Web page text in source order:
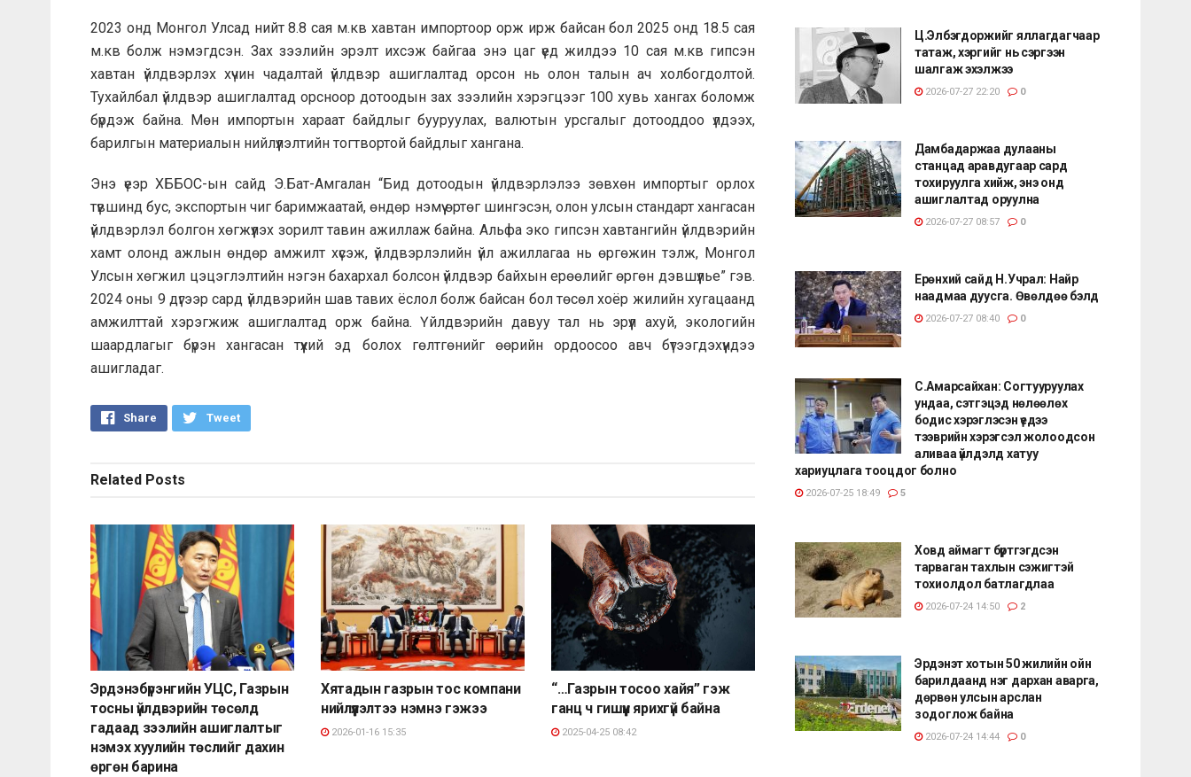
2023 онд Монгол Улсад нийт 8.8 сая м.кв хавтан импортоор орж ирж байсан бол 2025 онд 18.5 сая
м.кв болж нэмэгдсэн. Зах зээлийн эрэлт ихсэж байгаа энэ цаг үед жилдээ 10 сая м.кв гипсэн
хавтан үйлдвэрлэх хүчин чадалтай үйлдвэр ашиглалтад орсон нь олон талын ач холбогдолтой.
Тухайлбал үйлдвэр ашиглалтад орсноор дотоодын зах зээлийн хэрэгцээг 100 хувь хангах боломж
бүрдэж байна. Мөн импортын хараат байдлыг бууруулах, валютын урсгалыг дотооддоо үлдээх,
барилгын материалын нийлүүлэлтийн тогтвортой байдлыг хангана.
Энэ үеэр ХББОС-ын сайд Э.Бат-Амгалан “Бид дотоодын үйлдвэрлэлээ зөвхөн импортыг орлох
түвшинд бус, экспортын чиг баримжаатай, өндөр нэмүү өртөг шингэсэн, олон улсын стандарт хангасан
үйлдвэрлэл болгон хөгжүүлэх зорилт тавин ажиллаж байна. Альфа эко гипсэн хавтангийн үйлдвэрийн
хамт олонд ажлын өндөр амжилт хүсэж, үйлдвэрлэлийн үйл ажиллагаа нь өргөжин тэлж, Монгол
Улсын хөгжил цэцэглэлтийн нэгэн бахархал болсон үйлдвэр байхын ерөөлийг өргөн дэвшүүлье” гэв.
2024 оны 9 дүгээр сард үйлдвэрийн шав тавих ёслол болж байсан бол төсөл хоёр жилийн хугацаанд
амжилттай хэрэгжиж ашиглалтад орж байна. Үйлдвэрийн давуу тал нь эрүүл ахуй, экологийн
шаардлагыг бүрэн хангасан түүхий эд болох гөлтгөнийг өөрийн ордоосоо авч бүтээгдэхүүндээ
ашигладаг.
Share Tweet
Related Posts
Эрдэнэбүрэнгийн УЦС, Газрын
тосны үйлдвэрийн төсөлд
гадаад зээлийн ашиглалтыг
нэмэх хуулийн төслийг дахин
өргөн барина
Хятадын газрын тос компани
нийлүүлэлтээ нэмнэ гэжээ
2026-01-16 15:35
“…Газрын тосоо хайя” гэж
ганц ч гишүүн ярихгүй байна
2025-04-25 08:42
Ц.Элбэгдоржийг яллагдагчаар
татаж, хэргийг нь сэргээн
шалгаж эхэлжээ
2026-07-27 22:20 0
Дамбадаржаа дулааны
станцад аравдугаар сард
тохируулга хийж, энэ онд
ашиглалтад оруулна
2026-07-27 08:57 0
Ерөнхий сайд Н.Учрал: Найр
наадмаа дуусга. Өвөлдөө бэлд
2026-07-27 08:40 0
С.Амарсайхан: Согтууруулах
ундаа, сэтгэцэд нөлөөлөх
бодис хэрэглэсэн үедээ
тээврийн хэрэгсэл жолоодсон
аливаа үйлдэлд хатуу
хариуцлага тооцдог болно
2026-07-25 18:49 5
Ховд аймагт бүртгэгдсэн
тарваган тахлын сэжигтэй
тохиолдол батлагдлаа
2026-07-24 14:50 2
Эрдэнэт хотын 50 жилийн ойн
барилдаанд нэг дархан аварга,
дөрвөн улсын арслан
зодоглож байна
2026-07-24 14:44 0